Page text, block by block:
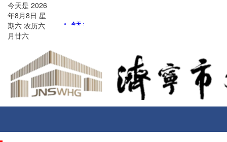
今天是 2026
年8月8日 星
期六 农历六
月廿六